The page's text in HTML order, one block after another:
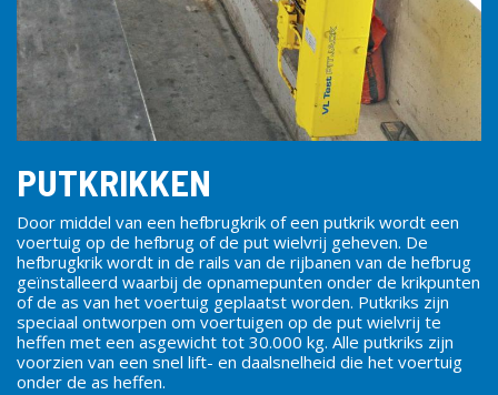
PUTKRIKKEN
Door middel van een hefbrugkrik of een putkrik wordt een
voertuig op de hefbrug of de put wielvrij geheven. De
hefbrugkrik wordt in de rails van de rijbanen van de hefbrug
geïnstalleerd waarbij de opnamepunten onder de krikpunten
of de as van het voertuig geplaatst worden. Putkriks zijn
speciaal ontworpen om voertuigen op de put wielvrij te
heffen met een asgewicht tot 30.000 kg. Alle putkriks zijn
voorzien van een snel lift- en daalsnelheid die het voertuig
onder de as heffen.